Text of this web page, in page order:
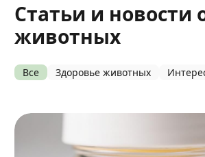
Статьи и новости
животных
Все Здоровье животных